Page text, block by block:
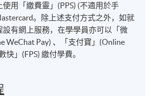
用「繳費靈」(PPS) (不適用於手
。除上述支付方式之外，如就
設有網上服務，在學學員亦可以「微
WeChat Pay) 、「支付寶」(Online
快」(FPS) 繳付學費。